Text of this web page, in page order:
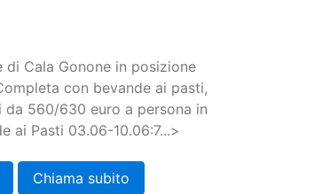
Cala Gonone in posizione
con bevande ai pasti,
560/630 euro a persona in
ai Pasti 03.06-10.06:7...>
Chiama subito